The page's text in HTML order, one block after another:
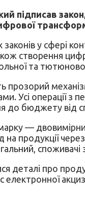
підписав
законів у сфері
створення
та
прозорий
Усі операції з
до бюджету від
—
продукції
деталі про
електронної